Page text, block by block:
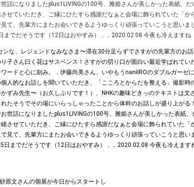
話になりましたplus1LIVINGの100号、雅姫さんが美しかった表紙、
せていただき、ご縁にひたすら感謝だなぁと会場に飾られていた「か
て、先輩方にまたお会いできるようゆっくり頑張っていこうと思いま
までだそうです︎（12日はおやすみ）．．2020.02.08 今夜も冷えますね︎
原文さんの個展が今日からスタートし